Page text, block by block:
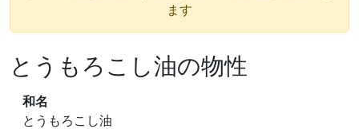
ます
とうもろこし油の物性
和名
とうもろこし油